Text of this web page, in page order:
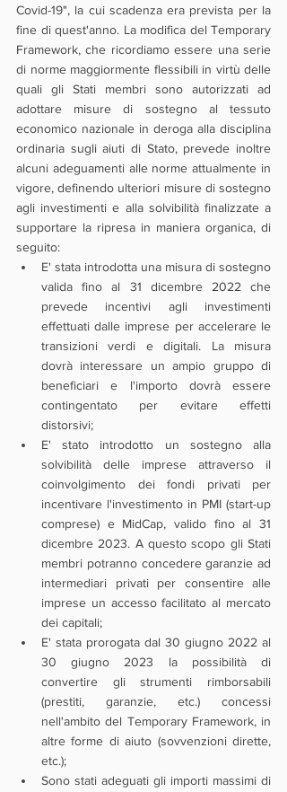
Covid-19", la cui scadenza era prevista per la
fine di quest'anno. La modifica del Temporary
Framework, che ricordiamo essere una serie
di norme maggiormente flessibili in virtù delle
quali gli Stati membri sono autorizzati ad
adottare misure di sostegno al tessuto
economico nazionale in deroga alla disciplina
ordinaria sugli aiuti di Stato, prevede inoltre
alcuni adeguamenti alle norme attualmente in
vigore, definendo ulteriori misure di sostegno
agli investimenti e alla solvibilità finalizzate a
supportare la ripresa in maniera organica, di
seguito:
E' stata introdotta una misura di sostegno
valida fino al 31 dicembre 2022 che
prevede incentivi agli investimenti
effettuati dalle imprese per accelerare le
transizioni verdi e digitali. La misura
dovrà interessare un ampio gruppo di
beneficiari e l'importo dovrà essere
contingentato per evitare effetti
distorsivi;
E' stato introdotto un sostegno alla
solvibilità delle imprese attraverso il
coinvolgimento dei fondi privati per
incentivare l'investimento in PMI (start-up
comprese) e MidCap, valido fino al 31
dicembre 2023. A questo scopo gli Stati
membri potranno concedere garanzie ad
intermediari privati per consentire alle
imprese un accesso facilitato al mercato
dei capitali;
E' stata prorogata dal 30 giugno 2022 al
30 giugno 2023 la possibilità di
convertire gli strumenti rimborsabili
(prestiti, garanzie, etc.) concessi
nell'ambito del Temporary Framework, in
altre forme di aiuto (sovvenzioni dirette,
etc.);
Sono stati adeguati gli importi massimi di